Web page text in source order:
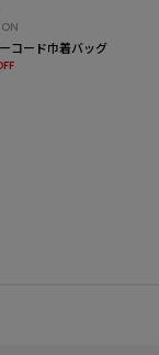
コード巾着バッグ